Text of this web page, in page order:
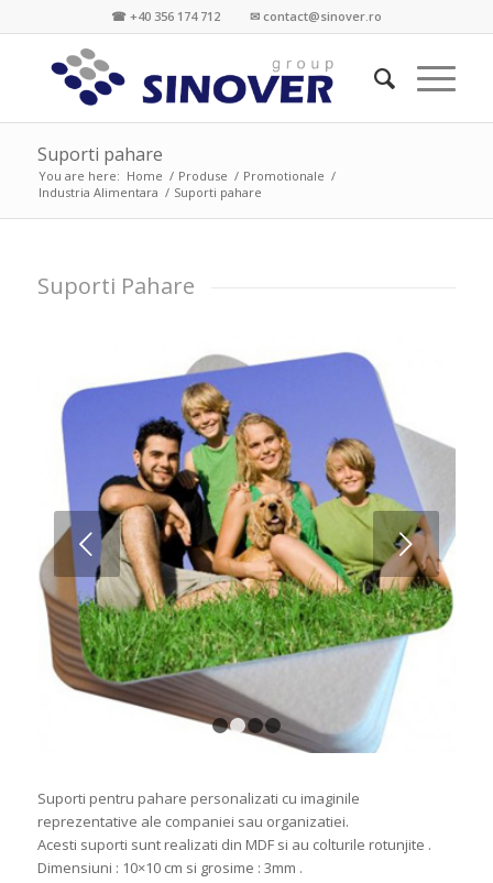
☎ +40 356 174 712 ✉ contact@sinover.ro
Suporti pahare
You are here: Home / Produse / Promotionale /
Industria Alimentara / Suporti pahare
Suporti Pahare
Next
1 2 4
Suporti pentru pahare personalizati cu imaginile
reprezentative ale companiei sau organizatiei.
Acesti suporti sunt realizati din MDF si au colturile rotunjite .
Dimensiuni : 10×10 cm si grosime : 3mm .